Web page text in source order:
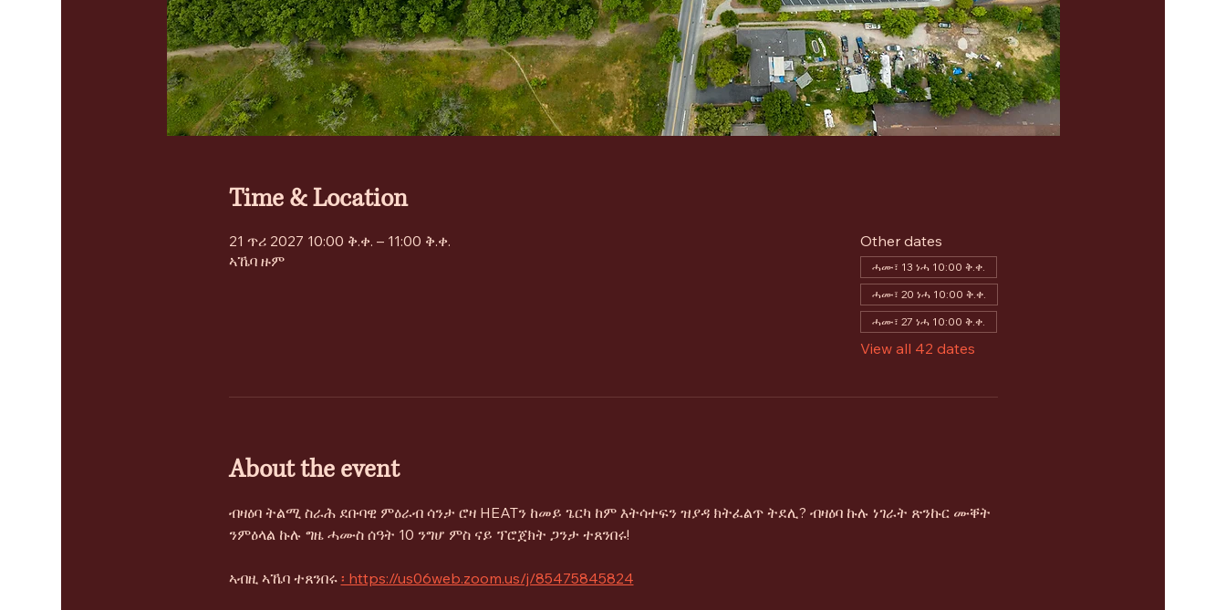
Time & Location
21 ጥሪ 2027 10:00 ቅ.ቀ. – 11:00 ቅ.ቀ.
ኣኼባ ዙም
Other dates
ሓሙ፣ 13 ነሓ 10:00 ቅ.ቀ.
ሓሙ፣ 20 ነሓ 10:00 ቅ.ቀ.
ሓሙ፣ 27 ነሓ 10:00 ቅ.ቀ.
View all 42 dates
About the event
ብዛዕባ ትልሚ ስራሕ ደቡባዊ ምዕራብ ሳንታ ሮዛ HEATን ከመይ ጌርካ ከም እትሳተፍን ዝያዳ ክትፈልጥ ትደሊ? ብዛዕባ ኩሉ ነገራት ጽንኩር ሙቐት
ንምዕላል ኩሉ ግዜ ሓሙስ ሰዓት 10 ንግሆ ምስ ናይ ፕሮጀክት ጋንታ ተጸንበሩ!
ኣብዚ ኣኼባ ተጸንበሩ ፡ https://us06web.zoom.us/j/85475845824